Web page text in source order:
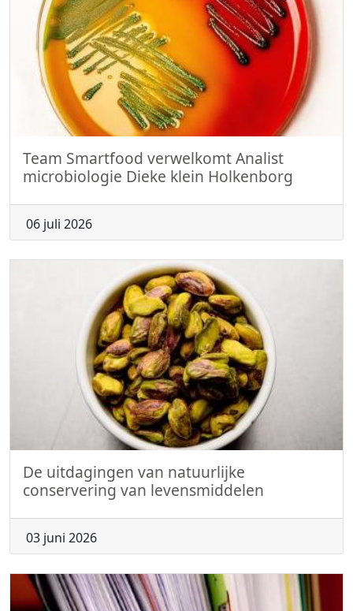
Team Smartfood verwelkomt Analist
microbiologie Dieke klein Holkenborg
06 juli 2026
De uitdagingen van natuurlijke
conservering van levensmiddelen
03 juni 2026